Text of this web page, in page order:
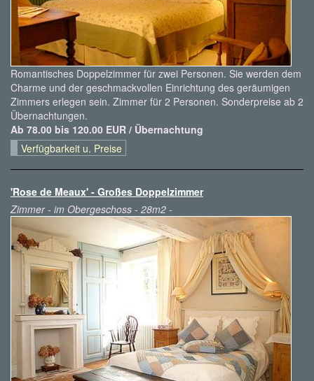
Romantisches Doppelzimmer für zwei Personen. Sie werden dem
Charme und der geschmackvollen Einrichtung des geräumigen
Zimmers erlegen sein. Zimmer für 2 Personen. Sonderpreise ab 2
Übernachtungen.
Ab 78.00 bis 120.00 EUR / Übernachtung
Verfügbarkeit u. Preise
'Rose de Meaux' - Großes Doppelzimmer
Zimmer - im Obergeschoss - 28m2 -